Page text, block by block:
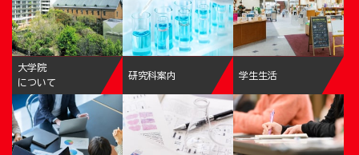
大学院
について
研究科案内 学生生活